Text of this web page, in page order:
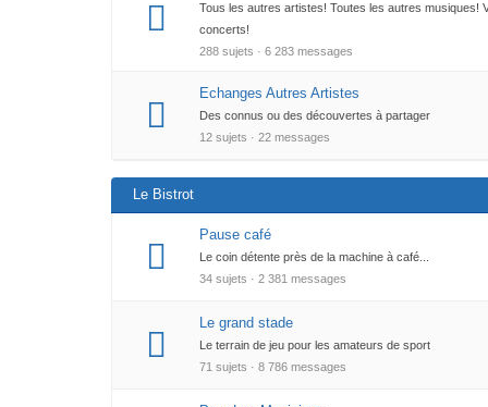
Tous les autres artistes! Toutes les autres musiques!
concerts!
288 sujets · 6 283 messages
Echanges Autres Artistes
Des connus ou des découvertes à partager
12 sujets · 22 messages
Le Bistrot
Pause café
Le coin détente près de la machine à café...
34 sujets · 2 381 messages
Le grand stade
Le terrain de jeu pour les amateurs de sport
71 sujets · 8 786 messages